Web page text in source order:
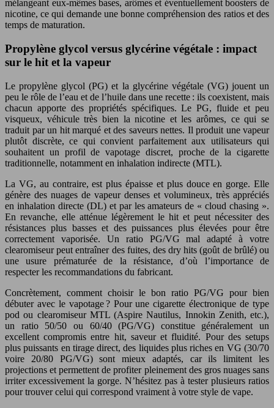
mélangeant eux-mêmes bases, arômes et éventuellement boosters de
nicotine, ce qui demande une bonne compréhension des ratios et des
temps de maturation.
Propylène glycol versus glycérine végétale : impact
sur le hit et la vapeur
Le propylène glycol (PG) et la glycérine végétale (VG) jouent un
peu le rôle de l’eau et de l’huile dans une recette : ils coexistent, mais
chacun apporte des propriétés spécifiques. Le PG, fluide et peu
visqueux, véhicule très bien la nicotine et les arômes, ce qui se
traduit par un hit marqué et des saveurs nettes. Il produit une vapeur
plutôt discrète, ce qui convient parfaitement aux utilisateurs qui
souhaitent un profil de vapotage discret, proche de la cigarette
traditionnelle, notamment en inhalation indirecte (MTL).
La VG, au contraire, est plus épaisse et plus douce en gorge. Elle
génère des nuages de vapeur denses et volumineux, très appréciés
en inhalation directe (DL) et par les amateurs de « cloud chasing ».
En revanche, elle atténue légèrement le hit et peut nécessiter des
résistances plus basses et des puissances plus élevées pour être
correctement vaporisée. Un ratio PG/VG mal adapté à votre
clearomiseur peut entraîner des fuites, des dry hits (goût de brûlé) ou
une usure prématurée de la résistance, d’où l’importance de
respecter les recommandations du fabricant.
Concrètement, comment choisir le bon ratio PG/VG pour bien
débuter avec le vapotage ? Pour une cigarette électronique de type
pod ou clearomiseur MTL (Aspire Nautilus, Innokin Zenith, etc.),
un ratio 50/50 ou 60/40 (PG/VG) constitue généralement un
excellent compromis entre hit, saveur et fluidité. Pour des setups
plus puissants en tirage direct, des liquides plus riches en VG (30/70
voire 20/80 PG/VG) sont mieux adaptés, car ils limitent les
projections et permettent de profiter pleinement des gros nuages sans
irriter excessivement la gorge. N’hésitez pas à tester plusieurs ratios
pour trouver celui qui correspond vraiment à votre style de vape.